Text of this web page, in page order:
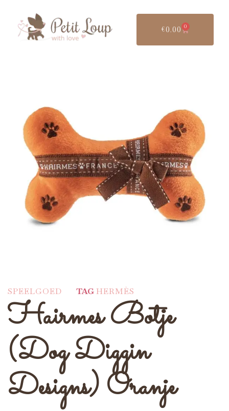
€0.00 0
SPEELGOED TAGHERMÈS
Hairmes Botje
(Dog Diggin
Designs) Oranje